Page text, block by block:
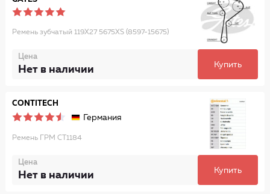
Ремень зубчатый 119X27 5675XS (8597-15675)
Цена
Нет в наличии Купить
CONTITECH
Германия
Ремень ГРМ CT1184
Цена
Нет в наличии Купить